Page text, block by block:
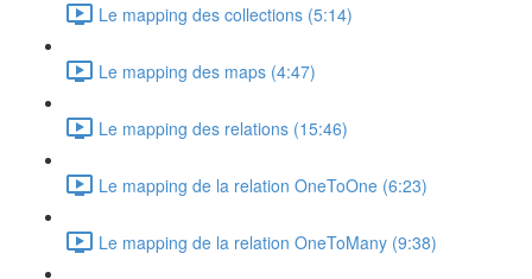
Le mapping des collections (5:14)
Le mapping des maps (4:47)
Le mapping des relations (15:46)
Le mapping de la relation OneToOne (6:23)
Le mapping de la relation OneToMany (9:38)